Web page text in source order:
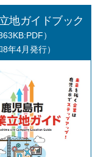
地ガイドブック
）
8年4月発行）